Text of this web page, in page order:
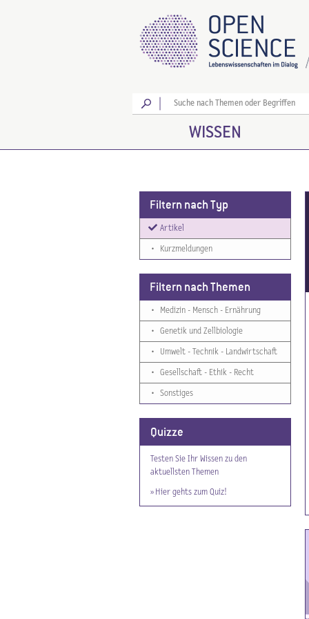
Los
WISSEN
Filtern nach Typ
Artikel
• Kurzmeldungen
Filtern nach Themen
• Medizin - Mensch - Ernährung
• Genetik und Zellbiologie
• Umwelt - Technik - Landwirtschaft
• Gesellschaft - Ethik - Recht
• Sonstiges
Quizze
Testen Sie Ihr Wissen zu den
aktuellsten Themen
» Hier gehts zum Quiz!